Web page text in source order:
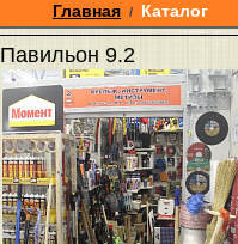
Главная / Каталог
Павильон 9.2